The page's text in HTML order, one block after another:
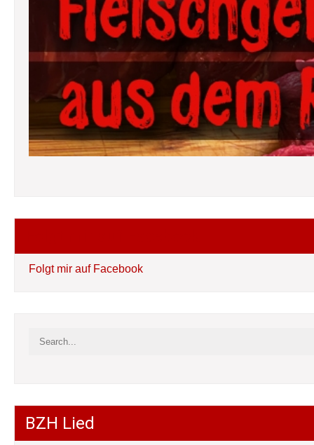
Folgt mir auf Facebook
BZH Lied